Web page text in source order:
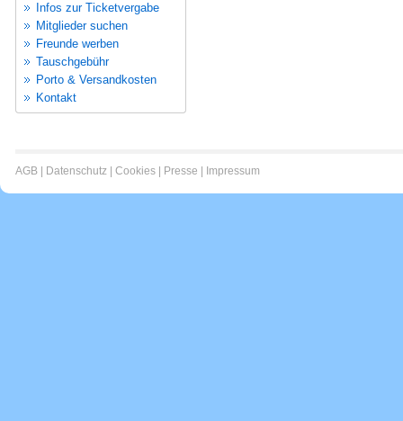
Infos zur Ticketvergabe
Mitglieder suchen
Freunde werben
Tauschgebühr
Porto & Versandkosten
Kontakt
AGB Datenschutz Cookies Presse Impressum